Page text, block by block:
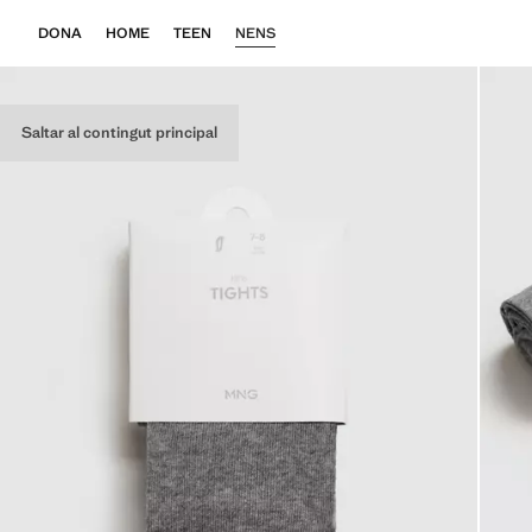
Saltar al contingut principal
DONA HOME TEEN NENS